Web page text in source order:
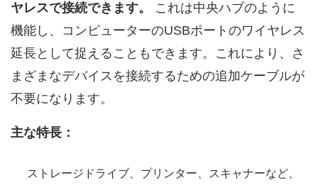
ヤレスで接続できます。
これは中央ハブのように
機能し、コンピューターのUSBポートのワイヤレス
延長として捉えることもできます。これにより、さ
まざまなデバイスを接続するための追加ケーブルが
不要になります。
主な特長：
ストレージドライブ、プリンター、スキャナーなど、